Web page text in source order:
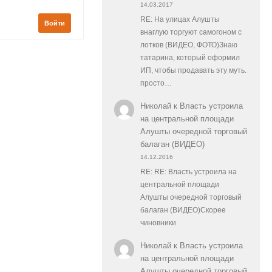
Войти
14.03.2017
RE: На улицах Алушты
внаглую торгуют самогоном с
лотков (ВИДЕО, ФОТО)Знаю
татарина, который оформил
ИП, чтобы продавать эту муть.
просто…
Николайк Власть устроила
на центральной площади
Алушты очередной торговый
балаган (ВИДЕО)
14.12.2016
RE: RE: Власть устроила на
центральной площади
Алушты очередной торговый
балаган (ВИДЕО)Скорее
чиновники
Николайк Власть устроила
на центральной площади